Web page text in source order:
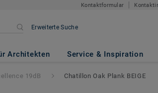
Kontaktformular
Erweiterte Suche
Architekten Service & Inspiration
Chatillon Oak Plank
19dB Chatillon Oak Plank BEIGE